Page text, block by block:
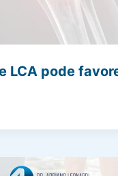
LCA pode